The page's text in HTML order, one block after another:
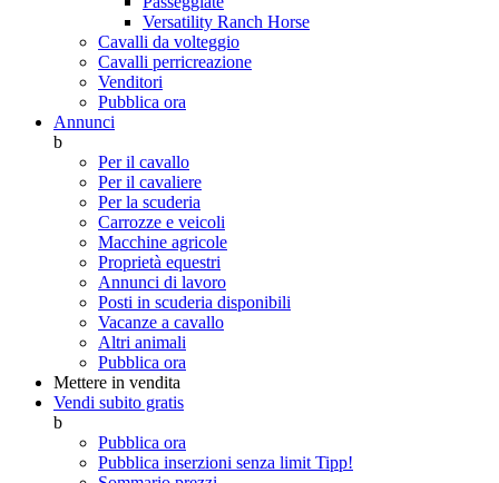
Versatility Ranch Horse
Cavalli da volteggio
Cavalli perricreazione
Venditori
Pubblica ora
Annunci
b
Per il cavallo
Per il cavaliere
Per la scuderia
Carrozze e veicoli
Macchine agricole
Proprietà equestri
Annunci di lavoro
Posti in scuderia disponibili
Vacanze a cavallo
Altri animali
Pubblica ora
Mettere in vendita
Vendi subito gratis
b
Pubblica ora
Pubblica inserzioni senza limit Tipp!